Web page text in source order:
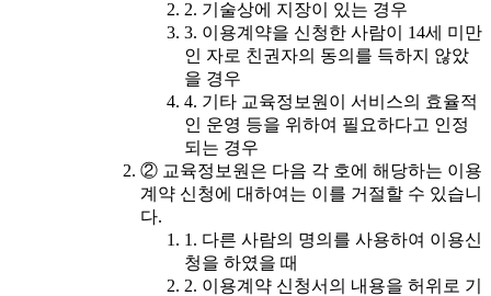
2. 기술상에 지장이 있는 경우
3. 이용계약을 신청한 사람이 14세 미만
인 자로 친권자의 동의를 득하지 않았
을 경우
4. 기타 교육정보원이 서비스의 효율적
인 운영 등을 위하여 필요하다고 인정
되는 경우
② 교육정보원은 다음 각 호에 해당하는 이용
계약 신청에 대하여는 이를 거절할 수 있습니
다.
1. 다른 사람의 명의를 사용하여 이용신
청을 하였을 때
2. 이용계약 신청서의 내용을 허위로 기